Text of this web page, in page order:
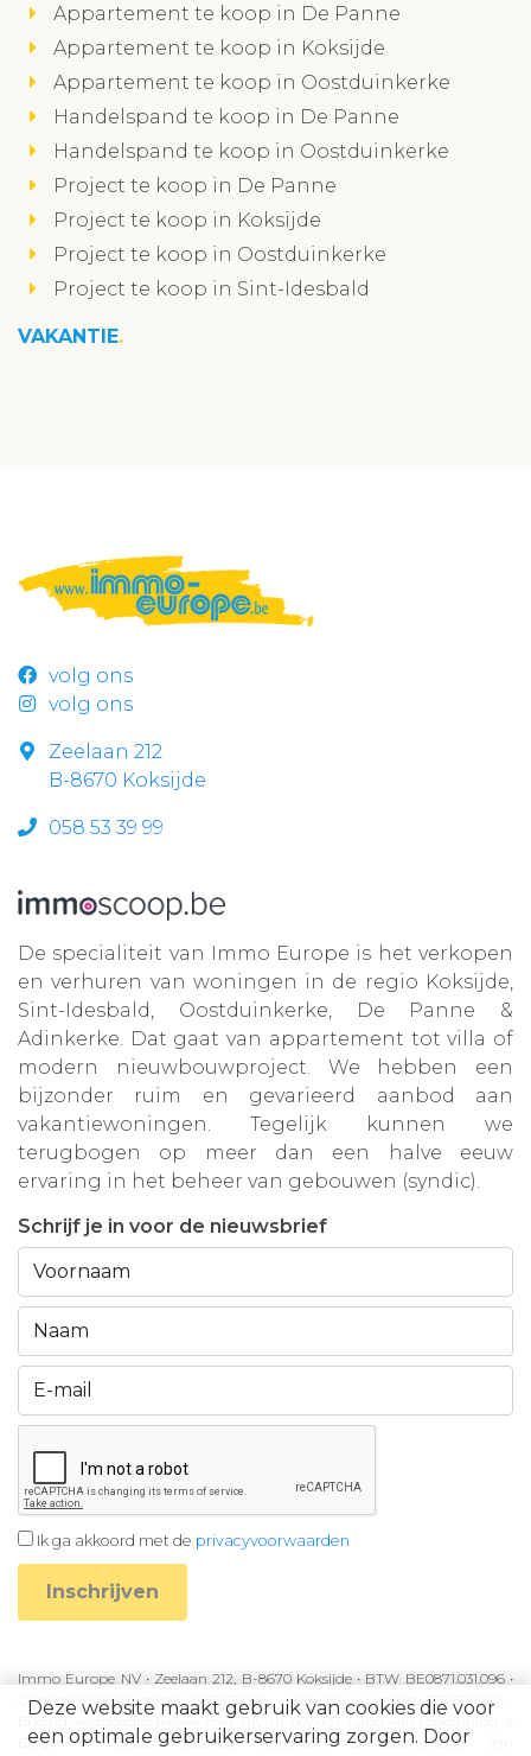
Appartement te koop in De Panne
Appartement te koop in Koksijde
Appartement te koop in Oostduinkerke
Handelspand te koop in De Panne
Handelspand te koop in Oostduinkerke
Project te koop in De Panne
Project te koop in Koksijde
Project te koop in Oostduinkerke
Project te koop in Sint-Idesbald
VAKANTIE
volg ons
volg ons
Zeelaan 212
B-8670 Koksijde
058 53 39 99
De specialiteit van Immo Europe is het verkopen
en verhuren van woningen in de regio Koksijde,
Sint-Idesbald, Oostduinkerke, De Panne &
Adinkerke. Dat gaat van appartement tot villa of
modern nieuwbouwproject. We hebben een
bijzonder ruim en gevarieerd aanbod aan
vakantiewoningen. Tegelijk kunnen we
terugbogen op meer dan een halve eeuw
ervaring in het beheer van gebouwen (syndic).
Schrijf je in voor de nieuwsbrief
Ik ga akkoord met de privacyvoorwaarden
Inschrijven
Immo Europe NV • Zeelaan 212, B-8670 Koksijde • BTW BE0871.031.096 •
Ondernemingsnummer 0871031096 • AXA BA nummer 730.390.160 •
Erkend Vastgoedmakelaar met BIV-nr 507.437• Land van toekenning is
België • Toezichthoudende autoriteit: Beroepsinstituut van
Deze website maakt gebruik van cookies die voor
een optimale gebruikerservaring zorgen. Door